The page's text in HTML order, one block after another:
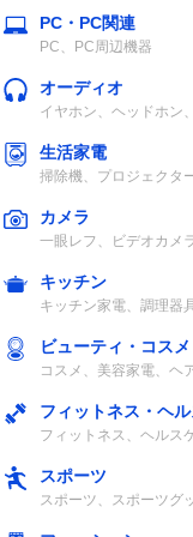
PC・PC関連
PC、PC周辺機器
オーディオ
イヤホン、ヘッドホン
生活家電
掃除機、プロジェクタ
カメラ
一眼レフ、ビデオカメ
キッチン
キッチン家電、調理器
ビューティ・コスメ
コスメ、美容家電、ヘ
フィットネス・ヘル
フィットネス、ヘルス
スポーツ
スポーツ、スポーツグ